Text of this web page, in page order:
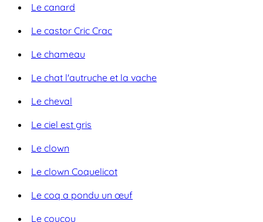
Le canard
Le castor Cric Crac
Le chameau
Le chat l'autruche et la vache
Le cheval
Le ciel est gris
Le clown
Le clown Coquelicot
Le coq a pondu un œuf
Le coucou